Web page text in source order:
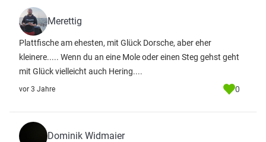
Merettig
Plattfische am ehesten, mit Glück Dorsche, aber eher
kleinere..... Wenn du an eine Mole oder einen Steg gehst geht
mit Glück vielleicht auch Hering....
vor 3 Jahre 0
Dominik Widmaier